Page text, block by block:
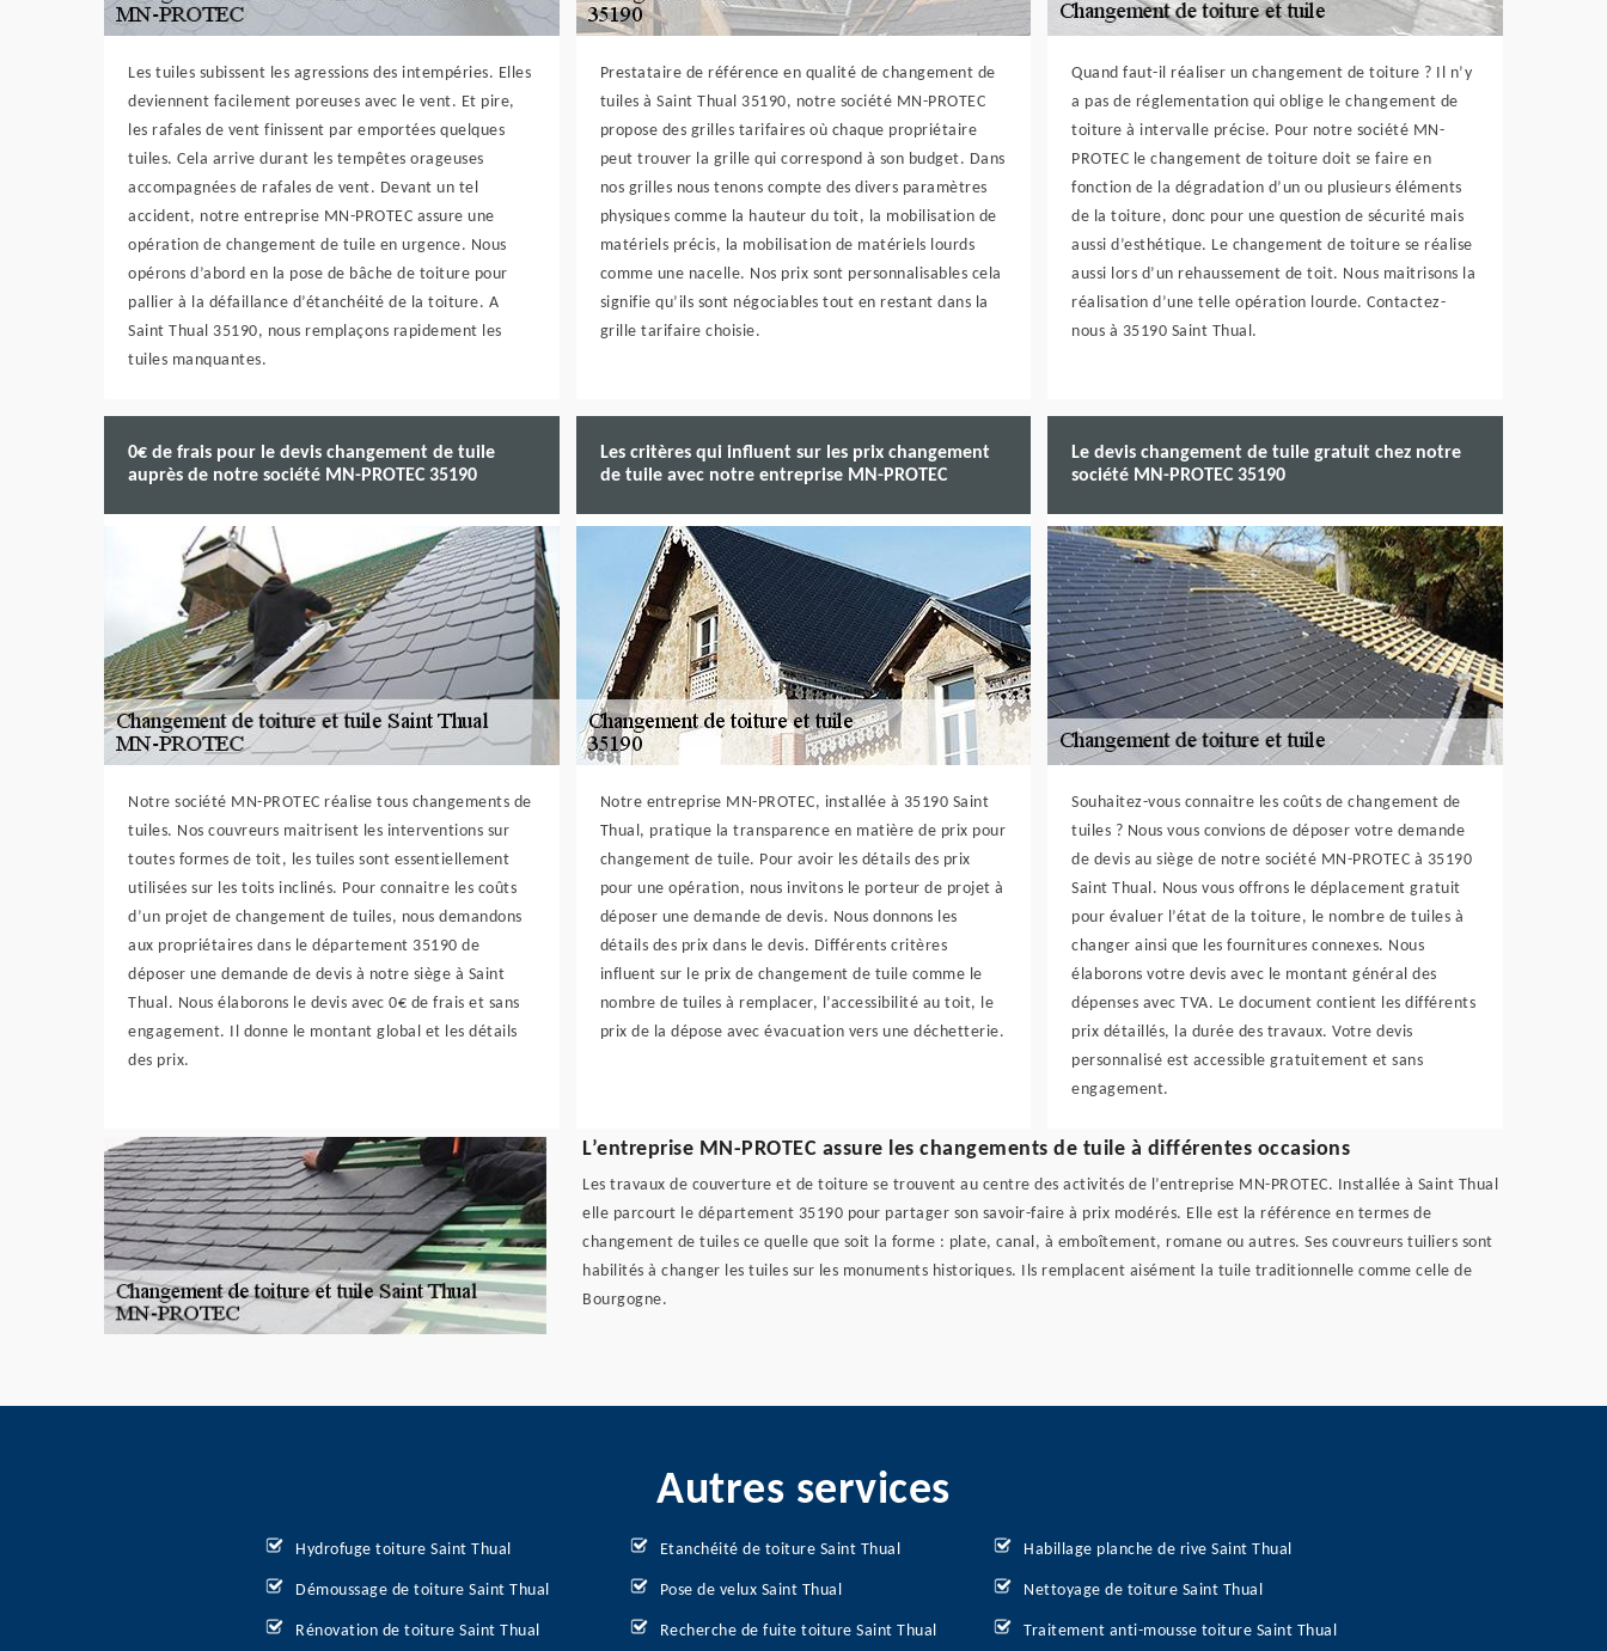
Les tuiles subissent les agressions des intempéries. Elles
deviennent facilement poreuses avec le vent. Et pire,
les rafales de vent finissent par emportées quelques
tuiles. Cela arrive durant les tempêtes orageuses
accompagnées de rafales de vent. Devant un tel
accident, notre entreprise MN-PROTEC assure une
opération de changement de tuile en urgence. Nous
opérons d’abord en la pose de bâche de toiture pour
pallier à la défaillance d’étanchéité de la toiture. A
Saint Thual 35190, nous remplaçons rapidement les
tuiles manquantes.
Prestataire de référence en qualité de changement de
tuiles à Saint Thual 35190, notre société MN-PROTEC
propose des grilles tarifaires où chaque propriétaire
peut trouver la grille qui correspond à son budget. Dans
nos grilles nous tenons compte des divers paramètres
physiques comme la hauteur du toit, la mobilisation de
matériels précis, la mobilisation de matériels lourds
comme une nacelle. Nos prix sont personnalisables cela
signifie qu’ils sont négociables tout en restant dans la
grille tarifaire choisie.
Quand faut-il réaliser un changement de toiture ? Il n’y
a pas de réglementation qui oblige le changement de
toiture à intervalle précise. Pour notre société MN-
PROTEC le changement de toiture doit se faire en
fonction de la dégradation d’un ou plusieurs éléments
de la toiture, donc pour une question de sécurité mais
aussi d’esthétique. Le changement de toiture se réalise
aussi lors d’un rehaussement de toit. Nous maitrisons la
réalisation d’une telle opération lourde. Contactez-
nous à 35190 Saint Thual.
0€ de frais pour le devis changement de tuile
auprès de notre société MN-PROTEC 35190
Notre société MN-PROTEC réalise tous changements de
tuiles. Nos couvreurs maitrisent les interventions sur
toutes formes de toit, les tuiles sont essentiellement
utilisées sur les toits inclinés. Pour connaitre les coûts
d’un projet de changement de tuiles, nous demandons
aux propriétaires dans le département 35190 de
déposer une demande de devis à notre siège à Saint
Thual. Nous élaborons le devis avec 0€ de frais et sans
engagement. Il donne le montant global et les détails
des prix.
Les critères qui influent sur les prix changement
de tuile avec notre entreprise MN-PROTEC
Notre entreprise MN-PROTEC, installée à 35190 Saint
Thual, pratique la transparence en matière de prix pour
changement de tuile. Pour avoir les détails des prix
pour une opération, nous invitons le porteur de projet à
déposer une demande de devis. Nous donnons les
détails des prix dans le devis. Différents critères
influent sur le prix de changement de tuile comme le
nombre de tuiles à remplacer, l’accessibilité au toit, le
prix de la dépose avec évacuation vers une déchetterie.
Le devis changement de tuile gratuit chez notre
société MN-PROTEC 35190
Souhaitez-vous connaitre les coûts de changement de
tuiles ? Nous vous convions de déposer votre demande
de devis au siège de notre société MN-PROTEC à 35190
Saint Thual. Nous vous offrons le déplacement gratuit
pour évaluer l’état de la toiture, le nombre de tuiles à
changer ainsi que les fournitures connexes. Nous
élaborons votre devis avec le montant général des
dépenses avec TVA. Le document contient les différents
prix détaillés, la durée des travaux. Votre devis
personnalisé est accessible gratuitement et sans
engagement.
L’entreprise MN-PROTEC assure les changements de tuile à différentes occasions
Les travaux de couverture et de toiture se trouvent au centre des activités de l’entreprise MN-PROTEC. Installée à Saint Thual
elle parcourt le département 35190 pour partager son savoir-faire à prix modérés. Elle est la référence en termes de
changement de tuiles ce quelle que soit la forme : plate, canal, à emboîtement, romane ou autres. Ses couvreurs tuiliers sont
habilités à changer les tuiles sur les monuments historiques. Ils remplacent aisément la tuile traditionnelle comme celle de
Bourgogne.
Autres services
Hydrofuge toiture Saint Thual
Démoussage de toiture Saint Thual
Rénovation de toiture Saint Thual
Etanchéité de toiture Saint Thual
Pose de velux Saint Thual
Recherche de fuite toiture Saint Thual
Habillage planche de rive Saint Thual
Nettoyage de toiture Saint Thual
Traitement anti-mousse toiture Saint Thual